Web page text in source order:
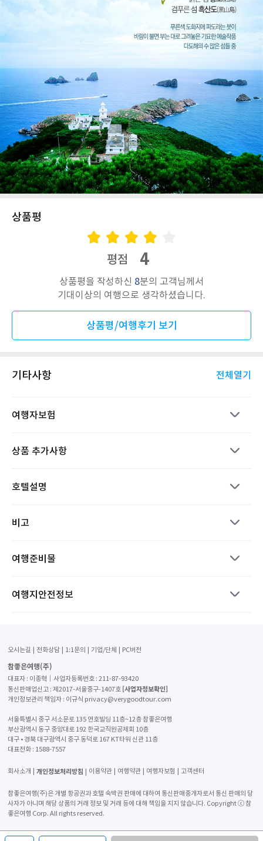
상품평
평점 4
상품평을 작성하신 8분의 고객님께서
기대이상의 여행으로 생각하셨습니다.
상품평/여행후기 보기
기타사항 전체열기
여행자보험
상품 추가사항
호텔설명
비고
여행준비물
여행지안전정보
오시는길 전화상담 1:1문의 기업/단체 PC버전
참좋은여행(주)
대표자 : 이종혁│사업자등록번호 : 211-87-93420
통신판매업신고 : 제2017-서울중구-1407호 [사업자정보확인]
개인정보관리 책임자 : 이규식 privacy@verygoodtour.com
서울특별시 중구 서소문로 135 연호빌딩 11층~12층 참좋은여행
부산광역시 동구 중앙대로 192 한국교직원공제회 10층
대구 • 경북 대구광역시 중구 동덕로 167 KT타워 신관 11층
대표전화 : 1588-7557
회사소개 개인정보처리방침 이용약관 여행약관 여행자보험 고객센터
참좋은여행(주)은 개별 항공권과 호텔 숙박권 판매에 대하여 통신판매중개자로서 통신 판매의 당
사자가 아니며 해당 상품의 거래 정보 및 거래 등에 대해 책임을 지지 않습니다. Copyright ⓒ 참
좋은여행 Corp. All rights reserved.